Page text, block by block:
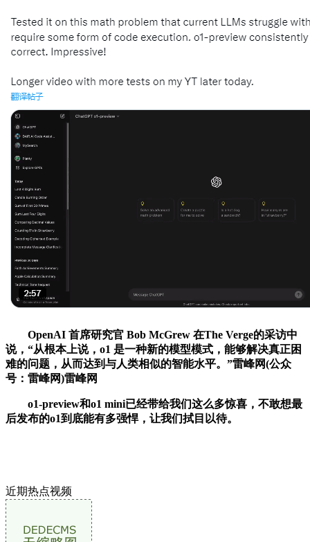
OpenAI 首席研究官 Bob McGrew 在The Verge的采访中
说，“从根本上说，o1 是一种新的模型模式，能够解决真正困
难的问题，从而达到与人类相似的智能水平。”雷峰网(公众
号：雷峰网)雷峰网
o1-preview和o1 mini已经带给我们这么多惊喜，不敢想最
后发布的o1到底能有多强悍，让我们拭目以待。
近期热点视频